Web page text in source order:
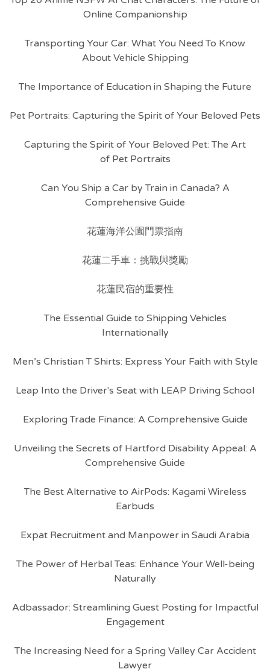
Online Companionship
Transporting Your Car: What You Need To Know
About Vehicle Shipping
The Importance of Education in Shaping the Future
Pet Portraits: Capturing the Spirit of Your Beloved Pets
Capturing the Spirit of Your Beloved Pet: The Art
of Pet Portraits
Can You Ship a Car by Train in Canada? A
Comprehensive Guide
花蓮海洋公園門票指南
花蓮二手車：挑戰與獎勵
花蓮民宿的重要性
The Essential Guide to Shipping Vehicles
Internationally
Men’s Christian T Shirts: Express Your Faith with Style
Leap Into the Driver's Seat with LEAP Driving School
Exploring Trade Finance: A Comprehensive Guide
Unveiling the Secrets of Hartford Disability Appeal: A
Comprehensive Guide
The Best Alternative to AirPods: Kagami Wireless
Earbuds
Expat Recruitment and Manpower in Saudi Arabia
The Power of Herbal Teas: Enhance Your Well-being
Naturally
Adbassador: Streamlining Guest Posting for Impactful
Engagement
The Increasing Need for a Spring Valley Car Accident
Lawyer